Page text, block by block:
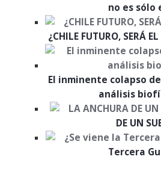
no es sólo
¿CHILE FUTURO, SERÁ
El inminente colapso
análisis
DE UN
Tercera